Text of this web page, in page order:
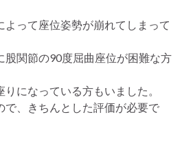
よって座位姿勢が崩れてしまって
股関節の90度屈曲座位が困難な方
になっている方もいました。
で、きちんとした評価が必要で